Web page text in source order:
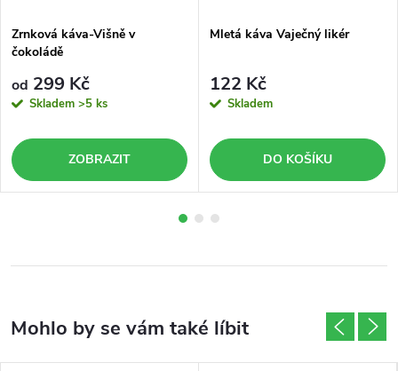
Zrnková káva-Višně v
čokoládě
od 299 Kč
Skladem >5 ks
ZOBRAZIT
Mletá káva Vaječný likér
122 Kč
Skladem
DO KOŠÍKU